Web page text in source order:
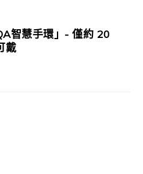
智慧手環」- 僅約 20
戴